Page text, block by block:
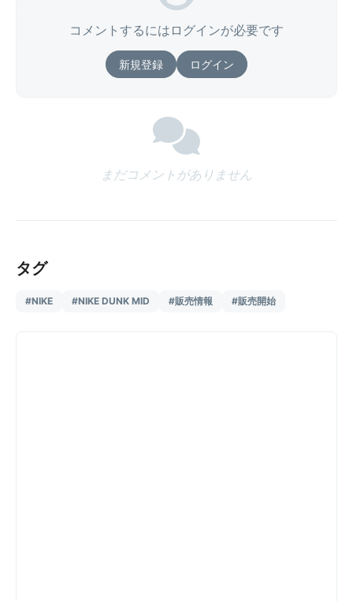
コメントするにはログインが必要です
新規登録 ログイン
まだコメントがありません
タグ
#NIKE #NIKE DUNK MID #販売情報 #販売開始